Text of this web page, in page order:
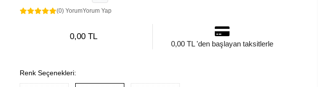
(0) YorumYorum Yap
0,00 TL
0,00 TL 'den başlayan taksitlerle
Renk Seçenekleri: